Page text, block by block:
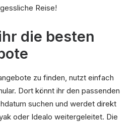
Reise!
die besten
zu finden, nutzt einfach
Dort könnt ihr den passenden
suchen und werdet direkt
oder Idealo weitergeleitet. Die